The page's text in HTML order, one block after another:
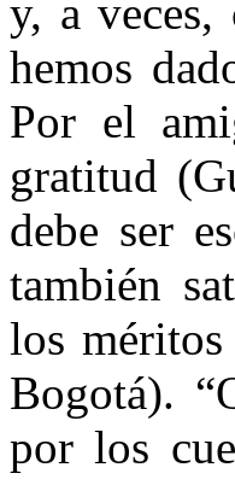
y, a veces,
hemos
Por el
gratitud
debe ser
también
los
Bogotá).
por los